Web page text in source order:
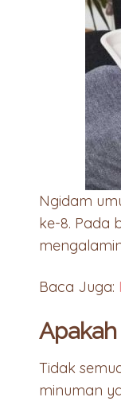
Ngidam
ke-8. Pada
Baca Juga:
Tidak
minuman